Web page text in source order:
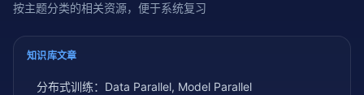
按主题分类的相关资源，便于系统复习
知识库文章
分布式训练：Data Parallel, Model Parallel